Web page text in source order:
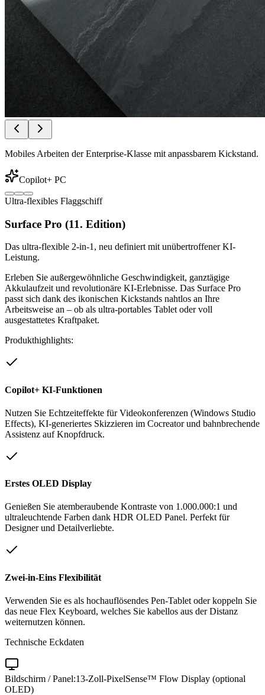
Mobiles Arbeiten der Enterprise-Klasse mit anpassbarem Kickstand.
Copilot+ PC
Ultra-flexibles Flaggschiff
Surface Pro (11. Edition)
Das ultra-flexible 2-in-1, neu definiert mit unübertroffener KI-
Leistung.
Erleben Sie außergewöhnliche Geschwindigkeit, ganztägige
Akkulaufzeit und revolutionäre KI-Erlebnisse. Das Surface Pro
passt sich dank des ikonischen Kickstands nahtlos an Ihre
Arbeitsweise an – ob als ultra-portables Tablet oder voll
ausgestattetes Kraftpaket.
Produkthighlights:
Copilot+ KI-Funktionen
Nutzen Sie Echtzeiteffekte für Videokonferenzen (Windows Studio
Effects), KI-generiertes Skizzieren im Cocreator und bahnbrechende
Assistenz auf Knopfdruck.
Erstes OLED Display
Genießen Sie atemberaubende Kontraste von 1.000.000:1 und
ultraleuchtende Farben dank HDR OLED Panel. Perfekt für
Designer und Detailverliebte.
Zwei-in-Eins Flexibilität
Verwenden Sie es als hochauflösendes Pen-Tablet oder koppeln Sie
das neue Flex Keyboard, welches Sie kabellos aus der Distanz
weiternutzen können.
Technische Eckdaten
Bildschirm / Panel:13-Zoll-PixelSense™ Flow Display (optional
OLED)